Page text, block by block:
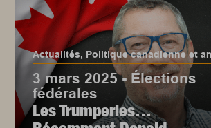
Actualités, Politique canadienne et
3 mars 2025 - Élections
fédérales
Les Trumperies…